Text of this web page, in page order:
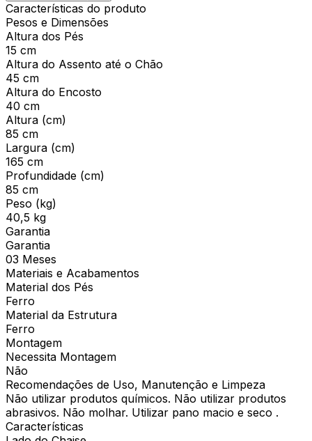
Características do produto
Pesos e Dimensões
Altura dos Pés
15 cm
Altura do Assento até o Chão
45 cm
Altura do Encosto
40 cm
Altura (cm)
85 cm
Largura (cm)
165 cm
Profundidade (cm)
85 cm
Peso (kg)
40,5 kg
Garantia
Garantia
03 Meses
Materiais e Acabamentos
Material dos Pés
Ferro
Material da Estrutura
Ferro
Montagem
Necessita Montagem
Não
Recomendações de Uso, Manutenção e Limpeza
Não utilizar produtos químicos. Não utilizar produtos
abrasivos. Não molhar. Utilizar pano macio e seco .
Características